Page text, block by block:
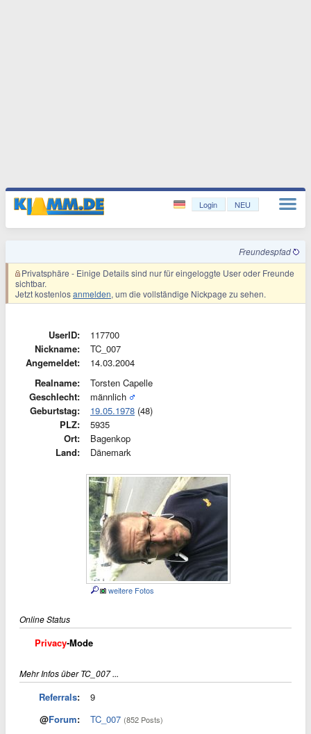
Login NEU
Freundespfad
Privatsphäre - Einige Details sind nur für eingeloggte User oder Freunde
sichtbar.
Jetzt kostenlosanmelden, um die vollständige Nickpage zu sehen.
UserID:
117700
Nickname:
TC_007
Angemeldet:
14.03.2004
Realname:
Torsten Capelle
Geschlecht:
männlich
Geburtstag:
19.05.1978 (48)
PLZ:
5935
Ort:
Bagenkop
Land:
Dänemark
weitere Fotos
Online Status
Privacy-Mode
Mehr Infos über TC_007 ...
Referrals:
9
@Forum: TC_007 (852 Posts)